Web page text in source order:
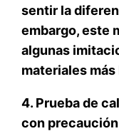
sentir la
embargo, este
algunas
materiales
4. Prueba de
con